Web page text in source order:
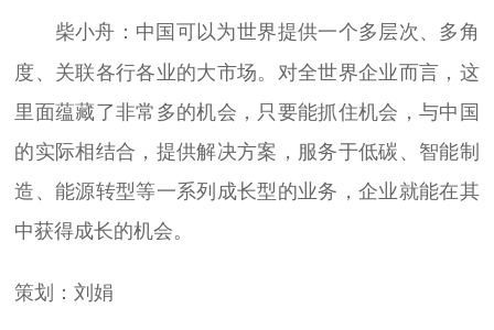
柴小舟 ：中国可以为世界提供一个多层次、多角
度、关联各行各业的大市场。对全世界企业而言，这
里面蕴藏了非常多的机会，只要能抓住机会，与中国
的实际相结合，提供解决方案，服务于低碳、智能制
造、能源转型等一系列成长型的业务，企业就能在其
中获得成长的机会。
策划：刘娟